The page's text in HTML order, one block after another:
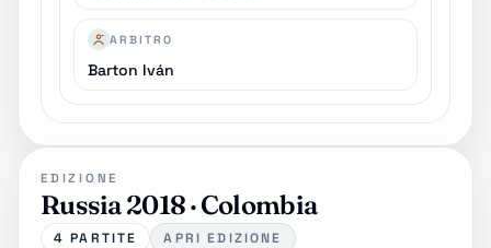
ARBITRO
Barton Iván
EDIZIONE
Russia 2018 · Colombia
4 PARTITE
APRI EDIZIONE